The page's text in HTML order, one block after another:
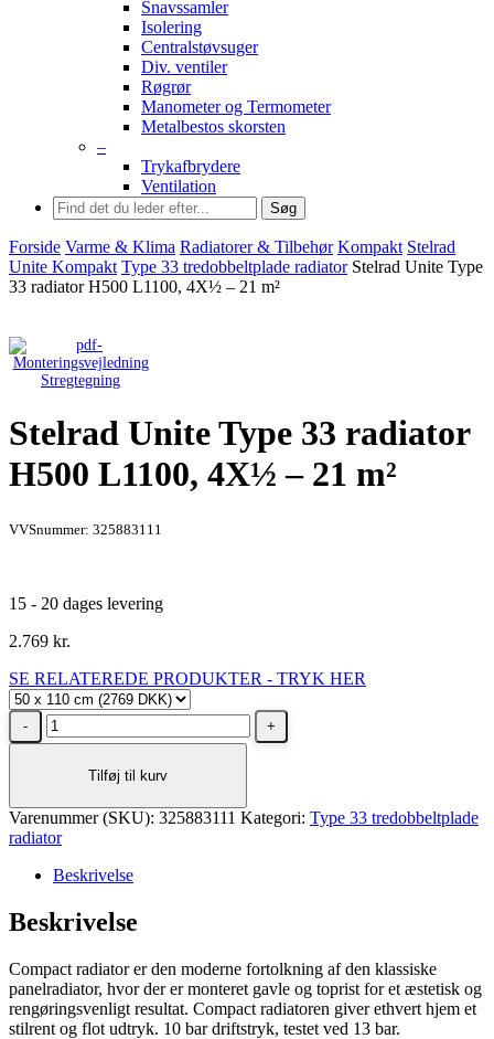
Snavssamler
Isolering
Centralstøvsuger
Div. ventiler
Røgrør
Manometer og Termometer
Metalbestos skorsten
–
Trykafbrydere
Ventilation
Søg
Forside Varme & Klima Radiatorer & Tilbehør Kompakt Stelrad
Unite Kompakt Type 33 tredobbeltplade radiator Stelrad Unite Type
33 radiator H500 L1100, 4X½ – 21 m²
Stregtegning
Stelrad Unite Type 33 radiator
H500 L1100, 4X½ – 21 m²
VVSnummer: 325883111
15 - 20 dages levering
2.769 kr.
SE RELATEREDE PRODUKTER - TRYK HER
Stelrad
Unite
H500
L1100,
m²
antal
Tilføj til kurv
Varenummer (SKU): 325883111 Kategori: Type 33 tredobbeltplade
radiator
Beskrivelse
Beskrivelse
Compact radiator er den moderne fortolkning af den klassiske
panelradiator, hvor der er monteret gavle og toprist for et æstetisk og
rengøringsvenligt resultat. Compact radiatoren giver ethvert hjem et
stilrent og flot udtryk. 10 bar driftstryk, testet ved 13 bar.